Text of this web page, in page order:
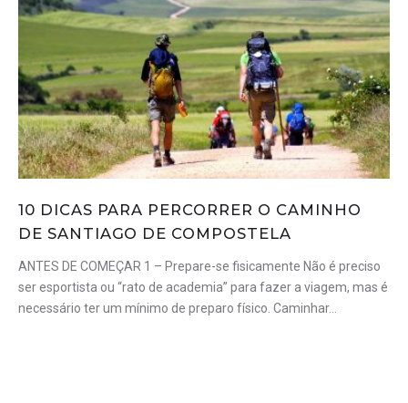
10 DICAS PARA PERCORRER O CAMINHO
DE SANTIAGO DE COMPOSTELA
ANTES DE COMEÇAR 1 – Prepare-se fisicamente Não é preciso
ser esportista ou “rato de academia” para fazer a viagem, mas é
necessário ter um mínimo de preparo físico. Caminhar…